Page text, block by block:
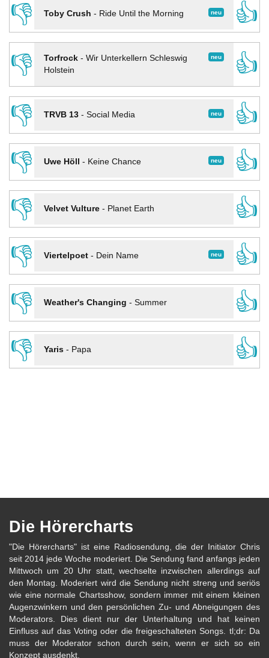
👎
neu
Toby Crush - Ride Until the Morning
👍
👎
neu
Torfrock- Wir Unterkellern Schleswig
Holstein
👍
👎
neu
TRVB 13- Social Media
👍
👎
neu
Uwe Höll - Keine Chance
👍
👎
Velvet Vulture- Planet Earth
👍
👎
neu
Viertelpoet- Dein Name
👍
👎
Weather's Changing - Summer
👍
👎
Yaris- Papa 👍
Die Hörercharts
"Die Hörercharts" ist eine Radiosendung, die der Initiator Chris
seit 2014 jede Woche moderiert. Die Sendung fand anfangs jeden
Mittwoch um 20 Uhr statt, wechselte inzwischen allerdings auf
den Montag. Moderiert wird die Sendung nicht streng und seriös
wie eine normale Chartsshow, sondern immer mit einem kleinen
Augenzwinkern und den persönlichen Zu- und Abneigungen des
Moderators. Dies dient nur der Unterhaltung und hat keinen
Einfluss auf das Voting oder die freigeschalteten Songs. tl;dr: Da
muss der Moderator schon durch sein, wenn er sich so ein
Konzept ausdenkt.